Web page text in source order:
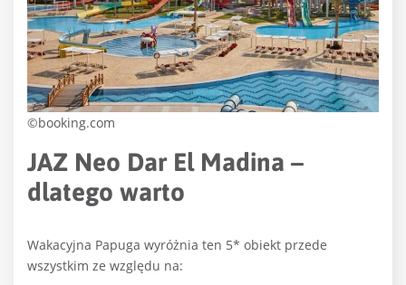
©booking.com
JAZ Neo Dar El Madina –
dlatego warto
Wakacyjna Papuga wyróżnia ten 5* obiekt przede
wszystkim ze względu na: